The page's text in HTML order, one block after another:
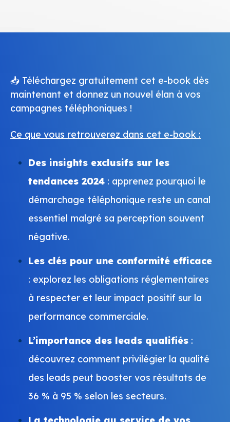
📥 Téléchargez gratuitement cet e-book dès
maintenant et donnez un nouvel élan à vos
campagnes téléphoniques !
Ce que vous retrouverez dans cet e-book :
Des insights exclusifs sur les
tendances 2024 : apprenez pourquoi le
démarchage téléphonique reste un canal
essentiel malgré sa perception souvent
négative.
Les clés pour une conformité efficace
: explorez les obligations réglementaires
à respecter et leur impact positif sur la
performance commerciale.
L’importance des leads qualifiés :
découvrez comment privilégier la qualité
des leads peut booster vos résultats de
36 % à 95 % selon les secteurs.